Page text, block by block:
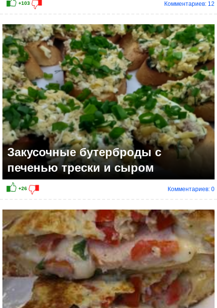
+13
Комментариев: 12
Закусочные бутерброды с
печенью трески и сыром
Комментариев: 0